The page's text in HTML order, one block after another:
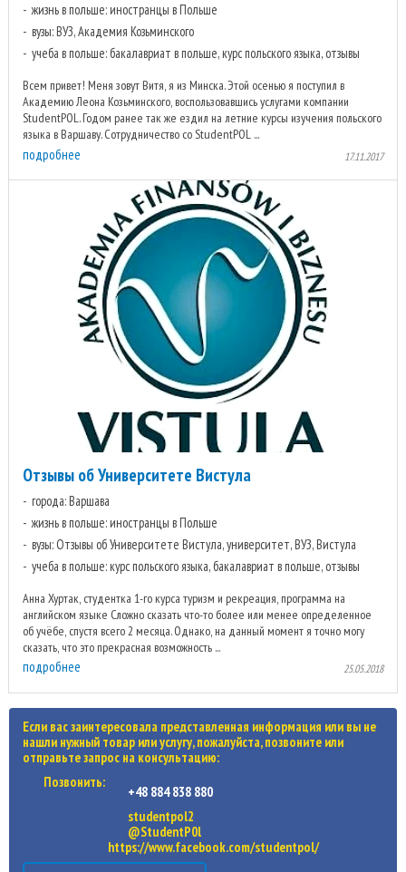
жизнь в польше: иностранцы в Польше
вузы: ВУЗ, Академия Козьминского
учеба в польше: бакалавриат в польше, курс польского языка, отзывы
Всем привет! Меня зовут Витя, я из Минска. Этой осенью я поступил в
Академию Леона Козьминского, воспользовавшись услугами компании
StudentPOL. Годом ранее так же ездил на летние курсы изучения польского
языка в Варшаву. Сотрудничество со StudentPOL ...
подробнее 17.11.2017
Отзывы об Университете Вистула
города: Варшава
жизнь в польше: иностранцы в Польше
вузы: Отзывы об Университете Вистула, университет, ВУЗ, Вистула
учеба в польше: курс польского языка, бакалавриат в польше, отзывы
Анна Хуртак, студентка 1-го курса туризм и рекреация, программа на
английском языке Сложно сказать что-то более или менее определенное
об учёбе, спустя всего 2 месяца. Однако, на данный момент я точно могу
сказать, что это прекрасная возможность ...
подробнее 25.05.2018
Если вас заинтересовала представленная информация или вы не
нашли нужный товар или услугу, пожалуйста, позвоните или
отправьте запрос на консультацию:
Позвонить:
+48 884 838 880
studentpol2
@StudentP0l
https://www.facebook.com/studentpol/